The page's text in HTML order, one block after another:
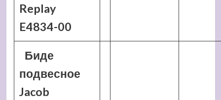
Replay
E4834-00
Биде
подвесное
Jacob